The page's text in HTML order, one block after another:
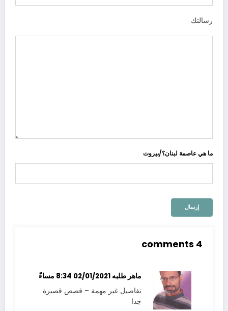
رسالتك
ما هي عاصمة لبنان؟/بيروت
4 comments
ماهر طلبه 02/01/2021 8:34 مساءً
تفاصيل غير مهمة – قصص قصيرة
جدا